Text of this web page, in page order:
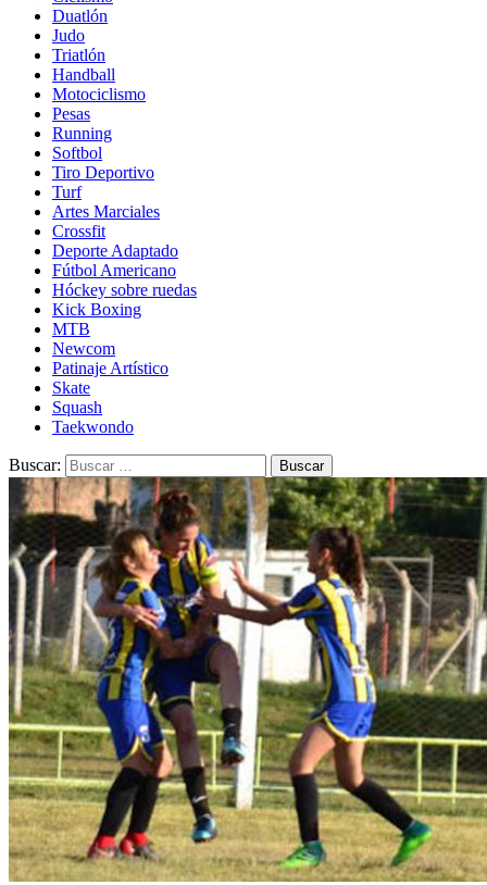
Duatlón
Judo
Triatlón
Handball
Motociclismo
Pesas
Running
Softbol
Tiro Deportivo
Turf
Artes Marciales
Crossfit
Deporte Adaptado
Fútbol Americano
Hóckey sobre ruedas
Kick Boxing
MTB
Newcom
Patinaje Artístico
Skate
Squash
Taekwondo
Buscar: